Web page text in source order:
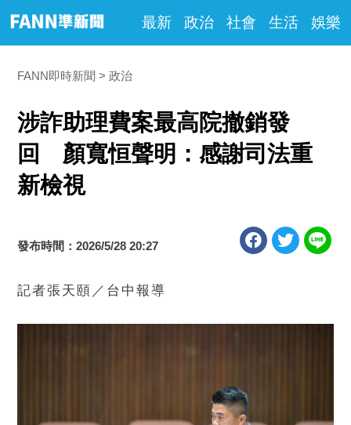
最新 政治 社會 生活 娛樂
FANN即時新聞 政治
涉詐助理費案最高院撤銷發
回 顏寬恒聲明：感謝司法重
新檢視
發布時間：2026/5/28 20:27
記者張天頤／台中報導